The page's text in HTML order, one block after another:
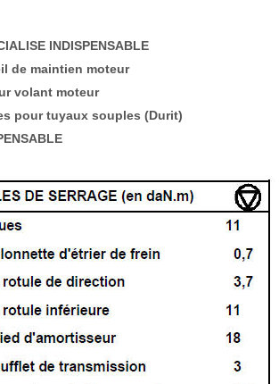
INDISPENSABLE
de maintien moteur
volant moteur
pour tuyaux souples (Durit)